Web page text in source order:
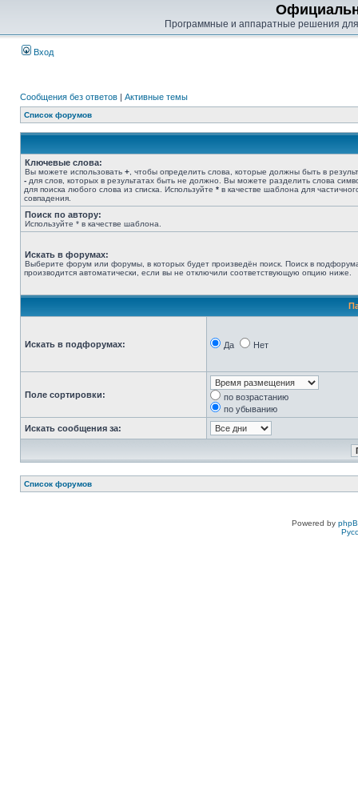
Программные и аппаратные решения
Вход
Сообщения без ответов | Активные темы
Список форумов
Ключевые слова:
Вы можете использовать + , чтобы определить слова, которые должны быть в
- для слов, которых в результатах быть не должно. Вы можете разделить слова
для поиска любого слова из списка. Используйте * в качестве шаблона для
совпадения.
Поиск по автору:
Используйте * в качестве шаблона.
Искать в форумах:
Выберите форум или форумы, в которых будет произведён поиск. Поиск в
производится автоматически, если вы не отключили соответствующую опцию ниже.
Искать в подфорумах: Да Нет
Поле сортировки:
по возрастанию
по убыванию
Искать сообщения за:
Список форумов
Powered by